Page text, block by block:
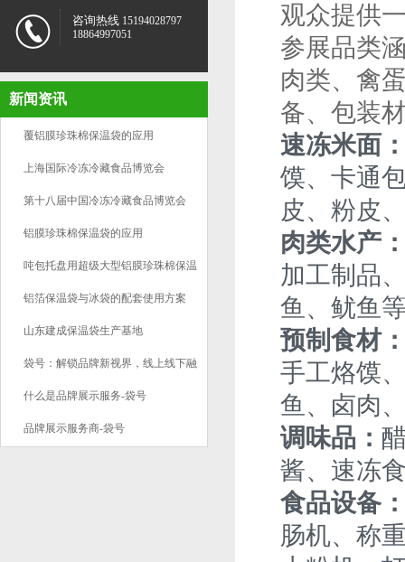
咨询热线 15194028797
18864997051
新闻资讯
覆铝膜珍珠棉保温袋的应用
上海国际冷冻冷藏食品博览会
第十八届中国冷冻冷藏食品博览会
铝膜珍珠棉保温袋的应用
吨包托盘用超级大型铝膜珍珠棉保温
袋应用
铝箔保温袋与冰袋的配套使用方案
山东建成保温袋生产基地
袋号：解锁品牌新视界，线上线下融
合的全域展示新纪元
什么是品牌展示服务-袋号
品牌展示服务商-袋号
观众提供
参展品类
肉类、禽
备、包装
速冻米面
馍、卡通
皮、粉皮
肉类水产
加工制品
鱼、鱿鱼
预制食材
手工烙馍
鱼、卤肉
调味品：
酱、速冻
食品设备
肠机、称